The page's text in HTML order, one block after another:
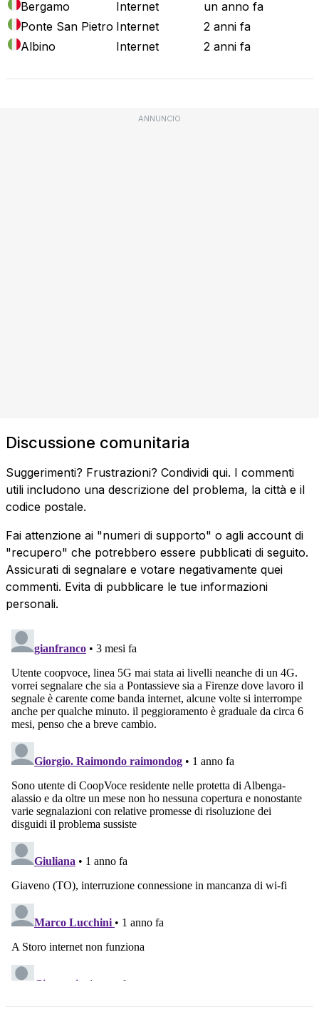
Bergamo
Internet
un anno fa
Ponte San Pietro Internet
2 anni fa
Albino
Internet 2 anni fa
ANNUNCIO
Discussione comunitaria
Suggerimenti? Frustrazioni? Condividi qui. I commenti
utili includono una descrizione del problema, la città e il
codice postale.
Fai attenzione ai "numeri di supporto" o agli account di
"recupero" che potrebbero essere pubblicati di seguito.
Assicurati di segnalare e votare negativamente quei
commenti. Evita di pubblicare le tue informazioni
personali.